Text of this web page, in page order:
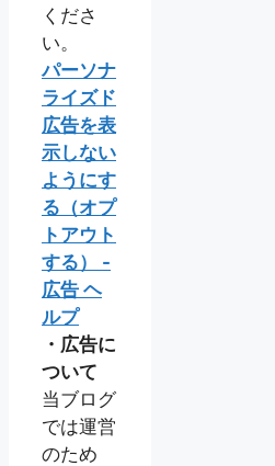
くださ
い。
パーソナ
ライズド
広告を表
示しない
ようにす
る（オプ
トアウト
する） -
広告 ヘ
ルプ
・広告に
ついて
当ブログ
では運営
のため